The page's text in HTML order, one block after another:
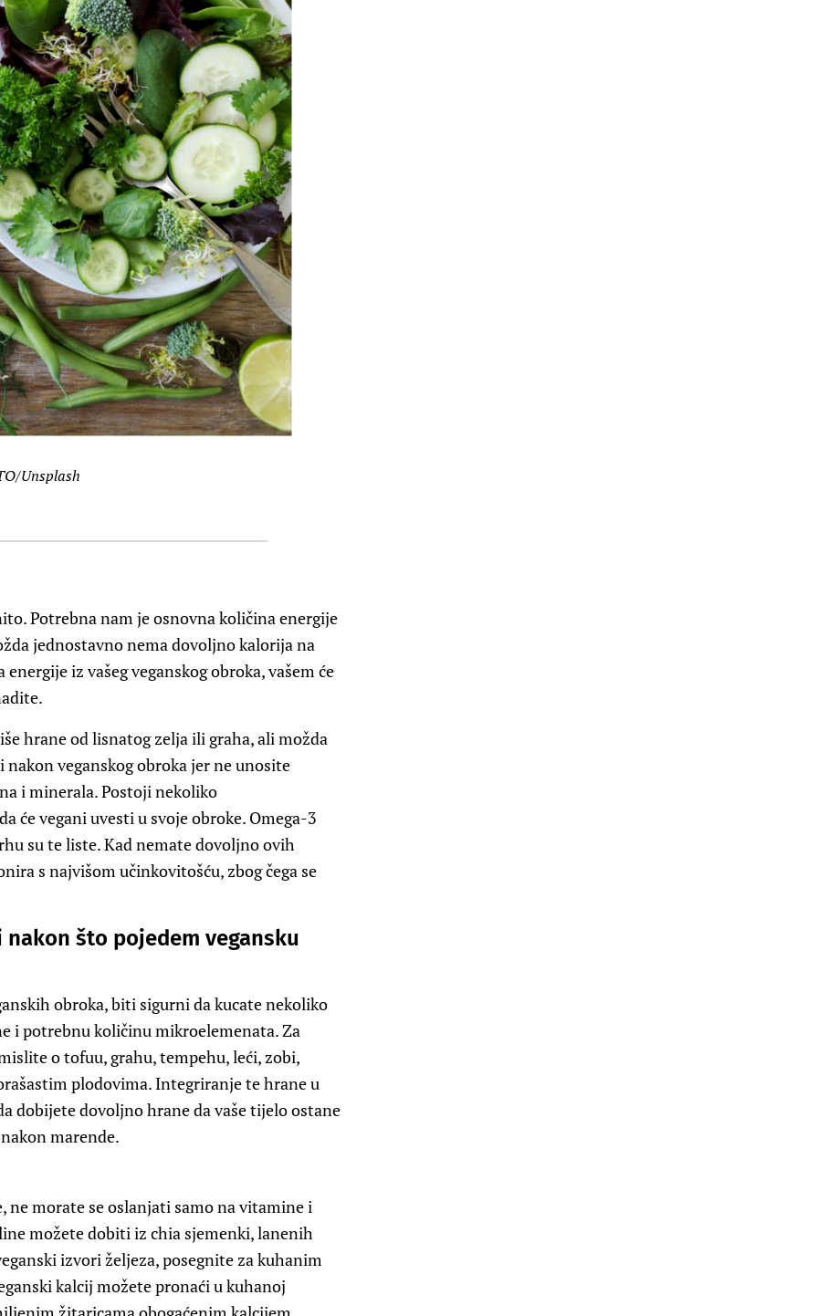
Unsplash
Potrebna nam je osnovna količina energije
jednostavno nema dovoljno kalorija na
iz vašeg veganskog obroka, vašem će
hrane od lisnatog zelja ili graha, ali možda
veganskog obroka jer ne unosite
i minerala. Postoji nekoliko
će vegani uvesti u svoje obroke. Omega-3
su te liste. Kad nemate dovoljno ovih
s najvišom učinkovitošću, zbog čega se
što pojedem vegansku
obroka, biti sigurni da kucate nekoliko
i potrebnu količinu mikroelemenata. Za
o tofuu, grahu, tempehu, leći, zobi,
plodovima. Integriranje te hrane u
dobijete dovoljno hrane da vaše tijelo ostane
marende.
morate se oslanjati samo na vitamine i
možete dobiti iz chia sjemenki, lanenih
izvori željeza, posegnite za kuhanim
kalcij možete pronaći u kuhanoj